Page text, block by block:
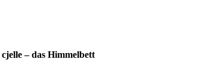
cjelle – das Himmelbett